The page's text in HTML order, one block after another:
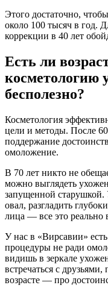
Этого достаточно,
около 100 тысяч в год.
коррекции в 40 лет
Есть ли
косметологию
бесполезно?
Косметология
цели и методы. После
поддержание
омоложение.
В 70 лет никто не
можно выглядеть
запущенной старушкой.
овал, разгладить
лица — все это реально
У нас в «Вирсавии»
процедуры не ради
видишь в зеркале
встречаться с
возрасте — про